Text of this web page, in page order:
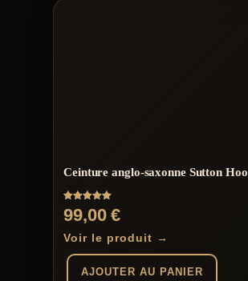
Ceinture anglo-saxonne Sutton Hoo
Note
5.00
sur 5
99,00€
Voir le produit →
AJOUTER AU PANIER